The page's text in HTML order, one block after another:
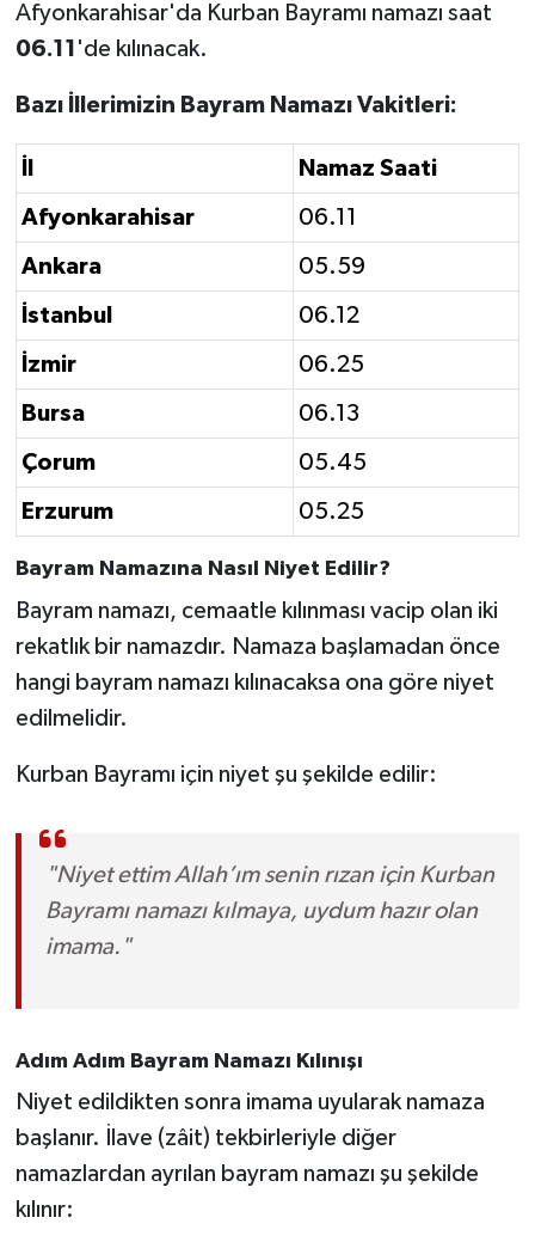
Afyonkarahisar'da Kurban Bayramı namazı saat
06.11 'de kılınacak.
Bazı İllerimizin Bayram Namazı Vakitleri:
Namaz Saati
Afyonkarahisar 06.11
Ankara 05.59
İstanbul 06.12
İzmir 06.25
Bursa 06.13
Çorum 05.45
Erzurum 05.25
Bayram Namazına Nasıl Niyet Edilir?
Bayram namazı, cemaatle kılınması vacip olan iki
rekatlık bir namazdır. Namaza başlamadan önce
hangi bayram namazı kılınacaksa ona göre niyet
edilmelidir.
Kurban Bayramı için niyet şu şekilde edilir:
"Niyet ettim Allah’ım senin rızan için Kurban
Bayramı namazı kılmaya, uydum hazır olan
imama."
Adım Adım Bayram Namazı Kılınışı
Niyet edildikten sonra imama uyularak namaza
başlanır. İlave (zâit) tekbirleriyle diğer
namazlardan ayrılan bayram namazı şu şekilde
kılınır: